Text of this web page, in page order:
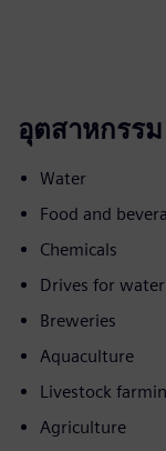
อุตสาหกรรม
Water
Food and
Chemicals
Drives for
Breweries
Aquaculture
Livestock
Agriculture